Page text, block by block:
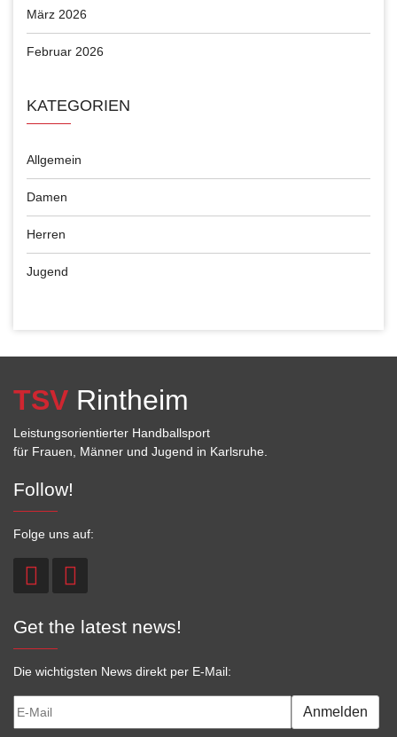
März 2026
Februar 2026
KATEGORIEN
Allgemein
Damen
Herren
Jugend
TSV Rintheim
Leistungsorientierter Handballsport
für Frauen, Männer und Jugend in Karlsruhe.
Follow!
Folge uns auf:
Get the latest news!
Die wichtigsten News direkt per E-Mail:
Anmelden